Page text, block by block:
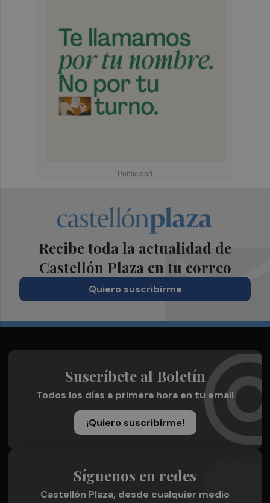
Recibe toda la actualidad de
Castellón Plaza en tu correo
Quiero suscribirme
Suscríbete al Boletín
Todos los días a primera hora en tu email
¡Quiero suscribirme!
Síguenos en redes
Castellón Plaza, desde cualquier medio